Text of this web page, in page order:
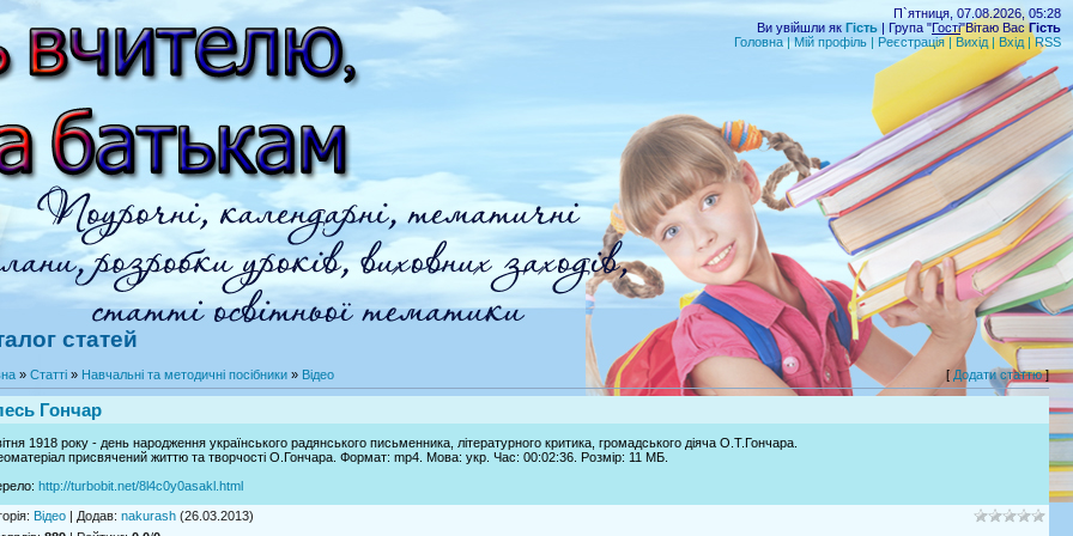
П`ятниця, 07.08.2026, 05:28
Ви увійшли як Гість | Група "Гості"Вітаю ВасГість
Головна|Мій профіль | Реєстрація| Вихід|Вхід |RSS
статей
» Статті » Навчальні та методичні посібники » Відео [ Додати статтю]
Гончар
1918 року - день народження українського радянського письменника, літературного критика, громадського діяча О.Т.Гончара.
присвячений життю та творчості О.Гончара. Формат: mp4. Мова: укр. Час: 00:02:36. Розмір: 11 МБ.
: http://turbobit.net/8l4c0y0asakl.html
: Відео | Додав: nakurash (26.03.2013)